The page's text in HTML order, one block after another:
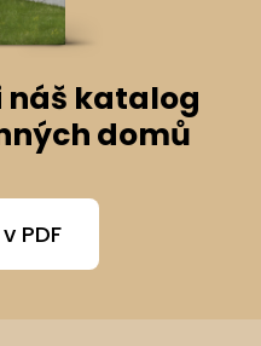
náš katalog
domů
PDF